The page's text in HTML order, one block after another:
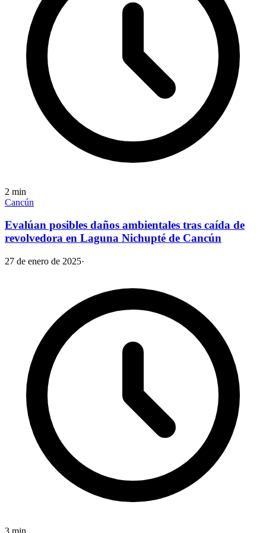
2 min
Cancún
Evalúan posibles daños ambientales tras caída de
revolvedora en Laguna Nichupté de Cancún
27 de enero de 2025·
3 min